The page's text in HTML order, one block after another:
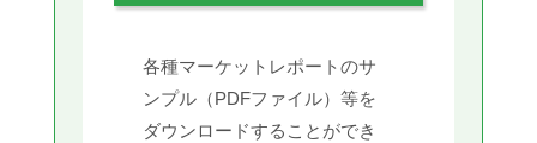
各種マーケットレポートのサ
ンプル（PDFファイル）等を
ダウンロードすることができ